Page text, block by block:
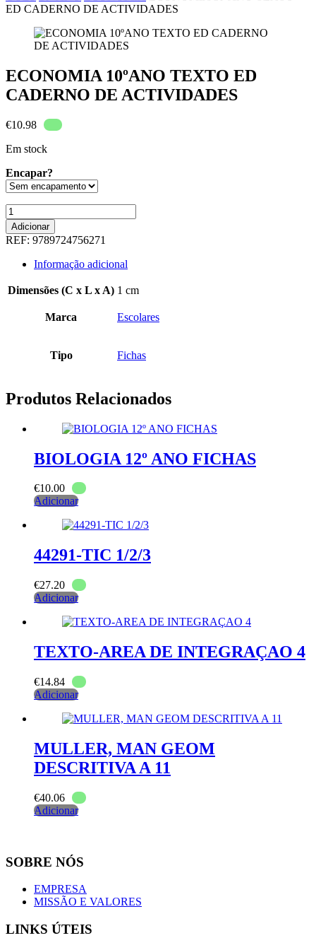
ED CADERNO DE ACTIVIDADES
ECONOMIA 10ºANO TEXTO ED
CADERNO DE ACTIVIDADES
€10.98
Em stock
Encapar?
Quantidade
de
ECONOMIA
10ºANO
TEXTO
CADERNO
ACTIVIDADES
Adicionar
REF: 9789724756271
Informação adicional
Dimensões (C x L x A) 1 cm
Marca Escolares
Tipo Fichas
Produtos Relacionados
BIOLOGIA 12º ANO FICHAS
€10.00
Adicionar
44291-TIC 1/2/3
€27.20
Adicionar
TEXTO-AREA DE INTEGRAÇAO 4
€14.84
Adicionar
MULLER, MAN GEOM
DESCRITIVA A 11
€40.06
Adicionar
SOBRE NÓS
EMPRESA
MISSÃO E VALORES
LINKS ÚTEIS